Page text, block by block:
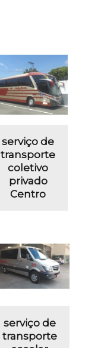
serviço de
transporte
coletivo
privado
Centro
serviço de
transporte